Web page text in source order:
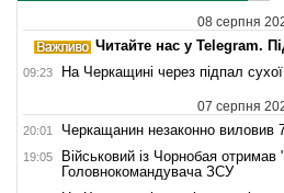
08 серпня
Читайте нас у Telegram.
09:23 На Черкащині через підпал
07 серпня
20:01 Черкащанин незаконно виловив
19:05
Військовий із Чорнобая отримав
Головнокомандувача ЗСУ